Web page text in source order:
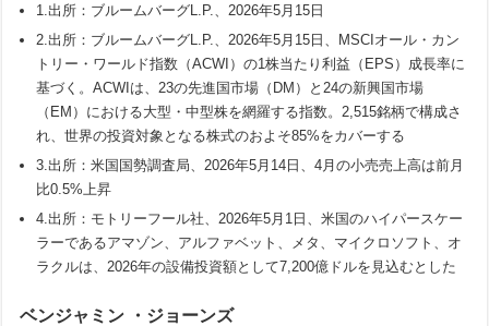
1.出所：ブルームバーグL.P.、2026年5月15日
2.出所：ブルームバーグL.P.、2026年5月15日、MSCIオール・カン
トリー・ワールド指数（ACWI）の1株当たり利益（EPS）成長率に
基づく。ACWIは、23の先進国市場（DM）と24の新興国市場
（EM）における大型・中型株を網羅する指数。2,515銘柄で構成さ
れ、世界の投資対象となる株式のおよそ85%をカバーする
3.出所：米国国勢調査局、2026年5月14日、4月の小売売上高は前月
比0.5%上昇
4.出所：モトリーフール社、2026年5月1日、米国のハイパースケー
ラーであるアマゾン、アルファベット、メタ、マイクロソフト、オ
ラクルは、2026年の設備投資額として7,200億ドルを見込むとした
ベンジャミン ・ジョーンズ